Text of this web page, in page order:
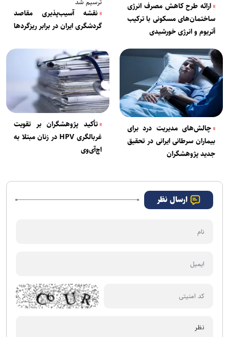
ارائه طرح کاهش مصرف انرژی
ساختمان‌های مسکونی با ترکیب
آتریوم و انرژی خورشیدی
نقشه آسیب‌پذیری مقاصد
گردشگری ایران در برابر ریزگرد‌ها
چالش‌های مدیریت درد برای
بیماران سرطانی ایرانی در تحقیق
جدید پژوهشگران
تأکید پژوهشگران بر تقویت
غربالگری HPV در زنان مبتلا به
اچ‌آی‌وی
ارسال نظر